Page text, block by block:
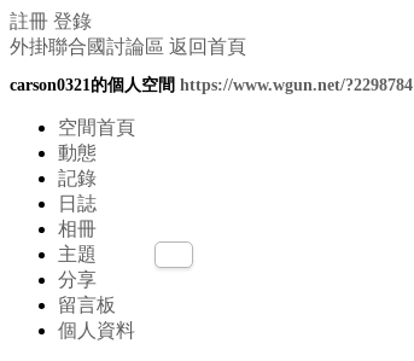
註冊 登錄
外掛聯合國討論區 返回首頁
carson0321的個人空間 https://www.wgun.net/?2298784
空間首頁
動態
記錄
日誌
相冊
主題
分享
留言板
個人資料